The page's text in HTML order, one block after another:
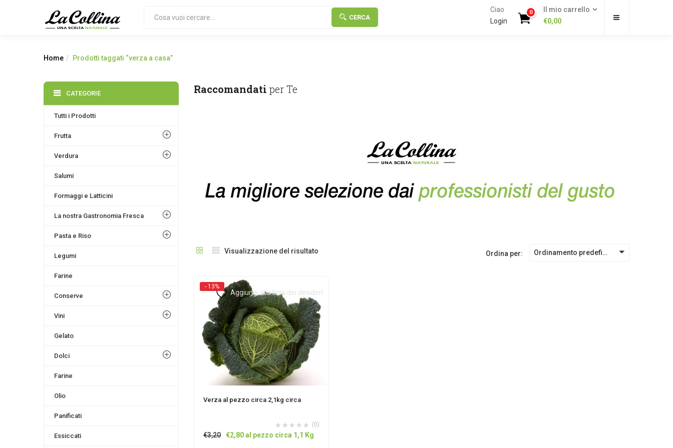
CERCA
Ciao
Login
0
Il mio carrello
€0,00
Home Prodotti taggati “verza a casa”
Raccomandati per Te
Visualizzazione del risultato Ordina per: Ordinamento predefinito
- 13%
Aggiungi alla lista dei desideri
Verza al pezzo circa 2,1kg circa
(0)
€3,20
Il
€2,80Ilal pezzo circa 1,1 Kg
CATEGORIE
Tutti i Prodotti
Frutta
Verdura
Salumi
Formaggi e Latticini
La nostra Gastronomia Fresca
Pasta e Riso
Legumi
Farine
Conserve
Vini
Gelato
Dolci
Farine
Olio
Panificati
Essiccati